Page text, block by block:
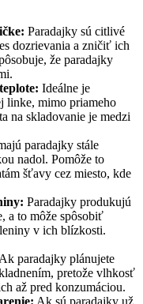
Paradajky sú citlivé
dozrievania a zničiť ich
že paradajky
Ideálne je
linke, mimo priameho
na skladovanie je medzi
paradajky stále
nadol. Pomôže to
šťavy cez miesto, kde
Paradajky produkujú
a to môže spôsobiť
v ich blízkosti.
Ak paradajky plánujete
pretože vlhkosť
až pred konzumáciou.
Ak sú paradajky už